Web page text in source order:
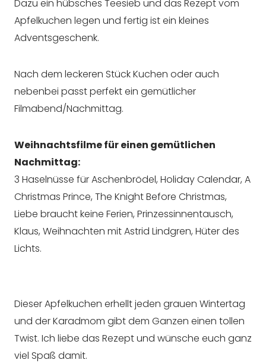
Dazu ein hübsches Teesieb und das Rezept vom
Apfelkuchen legen und fertig ist ein kleines
Adventsgeschenk.
Nach dem leckeren Stück Kuchen oder auch
nebenbei passt perfekt ein gemütlicher
Filmabend/Nachmittag.
Weihnachtsfilme für einen gemütlichen
Nachmittag:
3 Haselnüsse für Aschenbrödel, Holiday Calendar, A
Christmas Prince, The Knight Before Christmas,
Liebe braucht keine Ferien, Prinzessinnentausch,
Klaus, Weihnachten mit Astrid Lindgren, Hüter des
Lichts.
Dieser Apfelkuchen erhellt jeden grauen Wintertag
und der Karadmom gibt dem Ganzen einen tollen
Twist. Ich liebe das Rezept und wünsche euch ganz
viel Spaß damit.